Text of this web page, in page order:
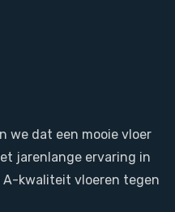
we dat een mooie vloer
jarenlange ervaring in
A-kwaliteit vloeren tegen